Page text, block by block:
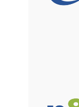
المختلفة زادت
المشاكل قل كثيرا
خاصة وأن البريد
.
البريد والبنوك